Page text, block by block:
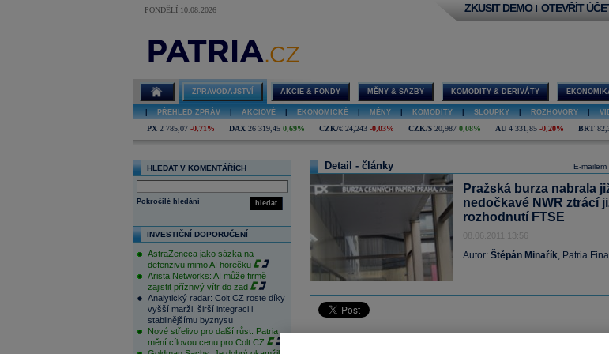
PONDĚLÍ 10.08.2026 ZKUSIT DEMO | OTEVŘÍT
ZPRAVODAJSTVÍ AKCIE & FONDY MĚNY & SAZBY KOMODITY & DERIVÁTY
PŘEHLED ZPRÁV AKCIOVÉ EKONOMICKÉ MĚNY KOMODITY SLOUPKY ROZHOVORY
PX 2 785,07 -0,71% DAX 26 319,45 0,69% CZK/€ 24,243 -0,03% CZK/$ 20,987 0,08% AU 4 331,85 -0,20% BRT
HLEDAT V KOMENTÁŘÍCH
hledat
Pokročilé hledání
INVESTIČNÍ DOPORUČENÍ
AstraZeneca jako sázka na
defenzivu mimo AI horečku
Arista Networks: AI může firmě
zajistit příznivý vítr do zad
Analytický radar: Colt CZ roste díky
vyšší marži, širší integraci i
stabilnějšímu byznysu
Nové střelivo pro další růst. Patria
mění cílovou cenu pro Colt CZ
E-mailem
Detail - články
Pražská burza nabrala
nedočkavé NWR ztrácí
rozhodnutí FTSE
08.06.2011 13:56
Autor: Štěpán Minařík, Patria